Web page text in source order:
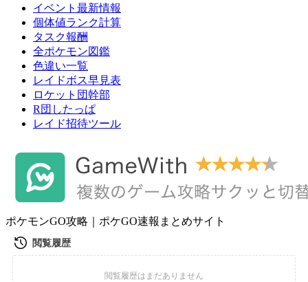
イベント最新情報
個体値ランク計算
タスク報酬
全ポケモン図鑑
色違い一覧
レイドボス早見表
ロケット団幹部
R団したっぱ
レイド招待ツール
ポケモンGO攻略｜ポケGO速報まとめサイト